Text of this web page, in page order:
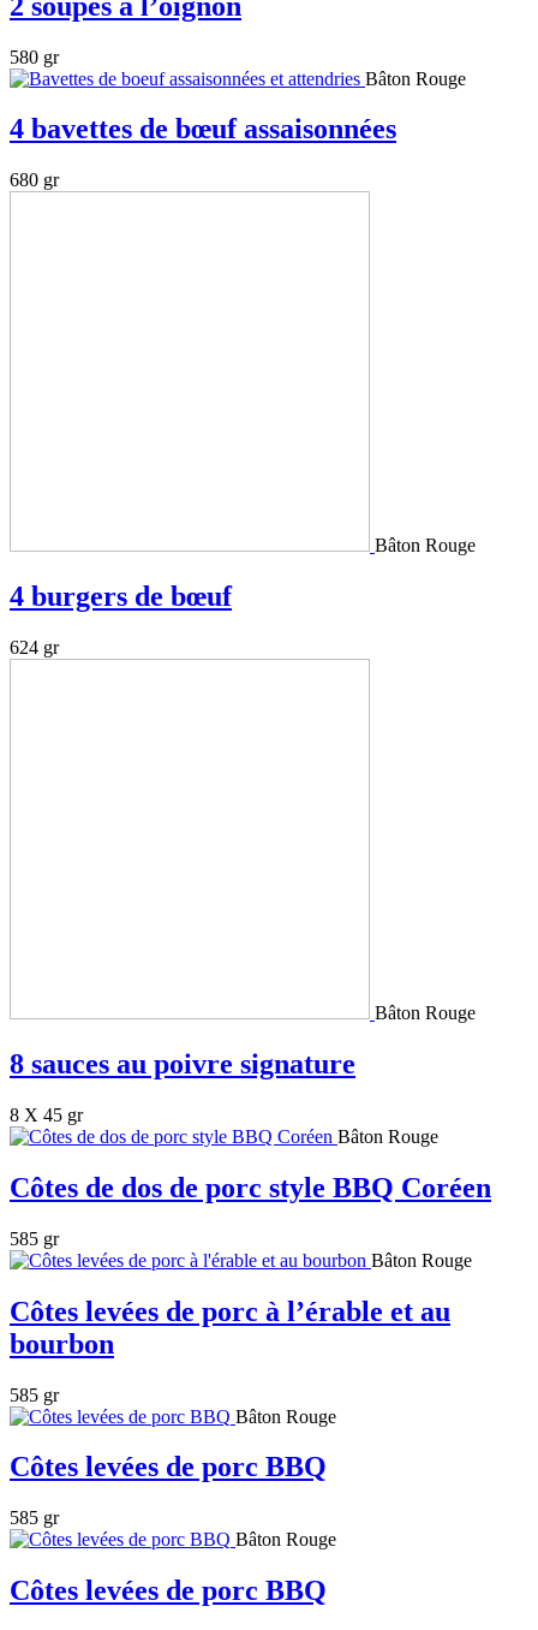
580 gr
Bâton Rouge
4 bavettes de bœuf assaisonnées
680 gr
Bâton Rouge
4 burgers de bœuf
624 gr
Bâton Rouge
8 sauces au poivre signature
8 X 45 gr
Bâton Rouge
Côtes de dos de porc style BBQ Coréen
585 gr
Bâton Rouge
Côtes levées de porc à l’érable et au
bourbon
585 gr
Bâton Rouge
Côtes levées de porc BBQ
585 gr
Bâton Rouge
Côtes levées de porc BBQ